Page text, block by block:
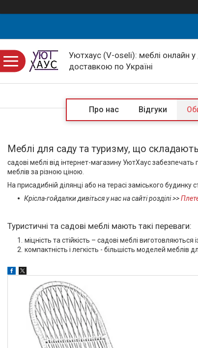
Уютхаус (V-oseli): меблі онлайн
доставкою по Україні
Про нас Відгуки
Меблі для саду та туризму, що
садові меблі від інтернет-магазину УютХаус
меблів за різною ціною.
На присадибній ділянці або на терасі заміського
Крісла-гойдалки дивіться у нас на сайті розділі >>
Туристичні та садові меблі мають такі переваги:
міцність та стійкість – садові меблі
компактність і легкість - більшість моделей